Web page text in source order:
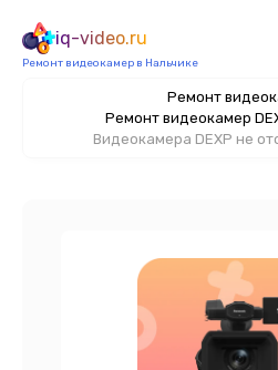
iq-video.ru
Ремонт видеокамер в Нальчике
Ремонт
Ремонт видеокамер
Видеокамера DEXP не